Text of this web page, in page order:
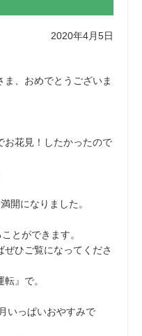
2020年4月5日
ま、おめでとうございま
お花見！したかったので
開になりました。
とができます。
ひご覧になってくださ
』で。
いっぱいおやすみで